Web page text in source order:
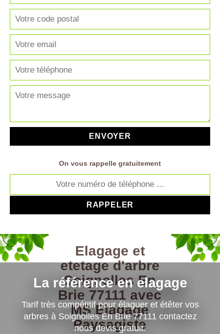
La référence en elagage
Tarif très compétitif pour élaguer et étêter vos
arbres à Soignolles En Brie 77111 contactez
nous devis gratuit.
On vous rappelle gratuitement
Elagage et
etetage d'arbre
Soignolles En
Brie 77111 avec
MS Elagage
Paysagiste